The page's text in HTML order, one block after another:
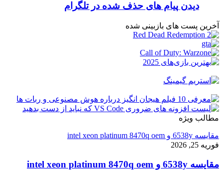
دیدن پیام های حذف شده در تلگرام
آخرین پست های بازبینی شده
مطالب ویژه
مقایسه 6538y و intel xeon platinum 8470q oem
فوریه 25, 2026
مقایسه 6538y و intel xeon platinum 8470q oem